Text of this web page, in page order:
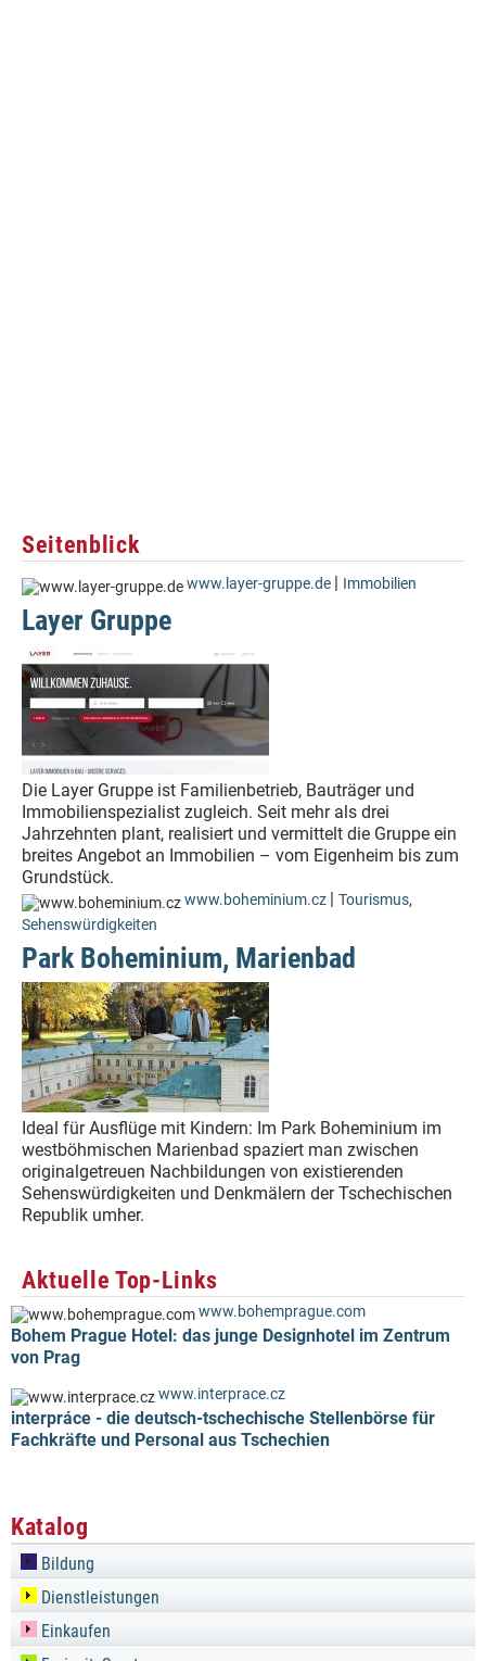
Seitenblick
www.layer-gruppe.de | Immobilien
Layer Gruppe
Die Layer Gruppe ist Familienbetrieb, Bauträger und
Immobilienspezialist zugleich. Seit mehr als drei
Jahrzehnten plant, realisiert und vermittelt die Gruppe ein
breites Angebot an Immobilien – vom Eigenheim bis zum
Grundstück.
www.boheminium.cz | Tourismus,
Sehenswürdigkeiten
Park Boheminium, Marienbad
Ideal für Ausflüge mit Kindern: Im Park Boheminium im
westböhmischen Marienbad spaziert man zwischen
originalgetreuen Nachbildungen von existierenden
Sehenswürdigkeiten und Denkmälern der Tschechischen
Republik umher.
Aktuelle Top-Links
www.bohemprague.com
Bohem Prague Hotel: das junge Designhotel im Zentrum
von Prag
www.interprace.cz
interpráce - die deutsch-tschechische Stellenbörse für
Fachkräfte und Personal aus Tschechien
Katalog
Bildung
Dienstleistungen
Einkaufen